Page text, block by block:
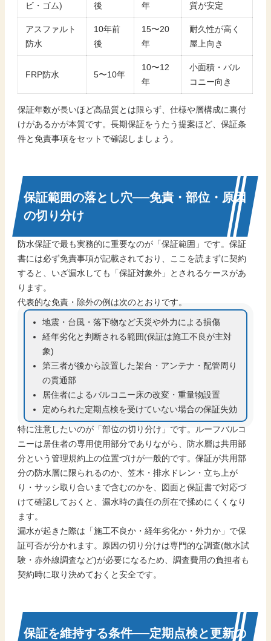
ビ・ゴム)
後
年
質が安定
アスファルト
防水
10年前
後
15〜20
年
耐久性が高く
屋上向き
FRP防水 5〜10年
10〜12
年
小面積・バル
コニー向き
保証年数が長いほど高品質とは限らず、仕様や層構成に裏付
けがあるかが本質です。長期保証をうたう提案ほど、保証条
件と免責事項をセットで確認しましょう。
保証範囲の落とし穴──免責・部位・原因
の切り分け
防水保証で最も実務的に重要なのが「保証範囲」です。保証
書には必ず免責事項が記載されており、ここを読まずに契約
すると、いざ漏水しても「保証対象外」とされるケースがあ
ります。
代表的な免責・除外の例は次のとおりです。
地震・台風・落下物など天災や外力による損傷
経年劣化と判断される範囲(保証は施工不良が主対
象)
第三者が後から設置した架台・アンテナ・配管周り
の貫通部
居住者によるバルコニー床の改変・重量物設置
定められた定期点検を受けていない場合の保証失効
特に注意したいのが「部位の切り分け」です。ルーフバルコ
ニーは居住者の専用使用部分でありながら、防水層は共用部
分という管理規約上の位置づけが一般的です。保証が共用部
分の防水層に限られるのか、笠木・排水ドレン・立ち上が
り・サッシ取り合いまで含むのかを、図面と保証書で対応づ
けて確認しておくと、漏水時の責任の所在で揉めにくくなり
ます。
漏水が起きた際は「施工不良か・経年劣化か・外力か」で保
証可否が分かれます。原因の切り分けは専門的な調査(散水試
験・赤外線調査など)が必要になるため、調査費用の負担者も
契約時に取り決めておくと安全です。
保証を維持する条件──定期点検と更新の